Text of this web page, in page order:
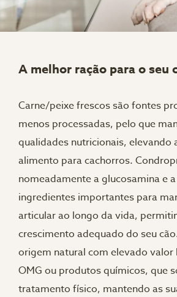
A melhor ração para o seu
Carne/peixe frescos são fontes
menos processadas, pelo que
qualidades nutricionais, elevando
alimento para cachorros.
nomeadamente a glucosamina e
ingredientes importantes para
articular ao longo da vida,
crescimento adequado do seu
origem natural com elevado
OMG ou produtos químicos, que
tratamento físico, mantendo as